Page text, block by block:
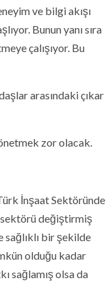
ve bilgi akışı
Bunun yanı sıra
çalışıyor. Bu
arasındaki çıkar
zor olacak.
İnşaat Sektöründe
sektörü değiştirmiş
sağlıklı bir şekilde
olduğu kadar
sağlamış olsa da